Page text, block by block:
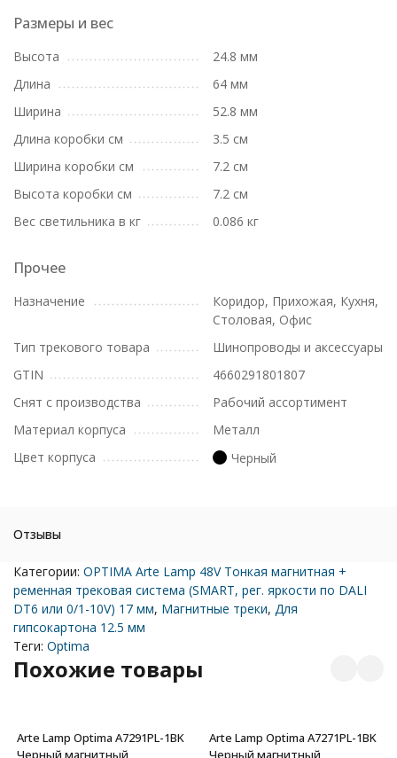
Размеры и вес
Высота
24.8 мм
Длина
64 мм
Ширина
52.8 мм
Длина коробки см
3.5 см
Ширина коробки см
7.2 см
Высота коробки см
7.2 см
Вес светильника в кг
0.086 кг
Прочее
Назначение
Коридор, Прихожая, Кухня,
Столовая, Офис
Тип трекового товара
Шинопроводы и аксессуары
GTIN
4660291801807
Снят с производства
Рабочий ассортимент
Материал корпуса
Металл
Цвет корпуса
Черный
Отзывы
Категории: OPTIMA Arte Lamp 48V Тонкая магнитная +
ременная трековая система (SMART, рег. яркости по DALI
DT6 или 0/1-10V) 17 мм, Магнитные треки, Для
гипсокартона 12.5 мм
Теги: Optima
Похожие товары
Arte Lamp Optima A7291PL-1BK
Черный магнитный
Arte Lamp Optima A7271PL-1BK
Черный магнитный